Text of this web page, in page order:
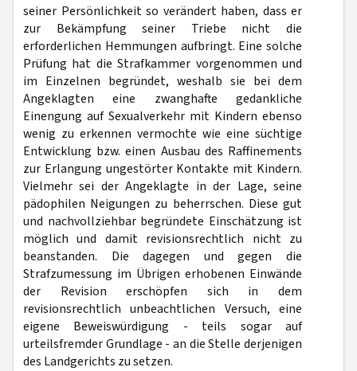
seiner Persönlichkeit so verändert haben, dass er
zur Bekämpfung seiner Triebe nicht die
erforderlichen Hemmungen aufbringt. Eine solche
Prüfung hat die Strafkammer vorgenommen und
im Einzelnen begründet, weshalb sie bei dem
Angeklagten eine zwanghafte gedankliche
Einengung auf Sexualverkehr mit Kindern ebenso
wenig zu erkennen vermochte wie eine süchtige
Entwicklung bzw. einen Ausbau des Raffinements
zur Erlangung ungestörter Kontakte mit Kindern.
Vielmehr sei der Angeklagte in der Lage, seine
pädophilen Neigungen zu beherrschen. Diese gut
und nachvollziehbar begründete Einschätzung ist
möglich und damit revisionsrechtlich nicht zu
beanstanden. Die dagegen und gegen die
Strafzumessung im Übrigen erhobenen Einwände
der Revision erschöpfen sich in dem
revisionsrechtlich unbeachtlichen Versuch, eine
eigene Beweiswürdigung - teils sogar auf
urteilsfremder Grundlage - an die Stelle derjenigen
des Landgerichts zu setzen.